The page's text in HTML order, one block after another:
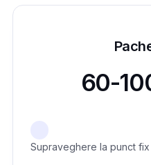
60-
Supraveghere la punct fix